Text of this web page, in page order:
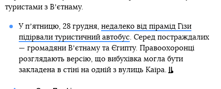
туристами з Вʼєтнаму.
У пʼятницю, 28 грудня, недалеко від пірамід Гізи
підірвали туристичний автобус. Серед постраждалих
— громадяни Вʼєтнаму та Єгипту. Правоохоронці
розглядають версію, що вибухівка могла бути
закладена в стіні на одній з вулиць Каїра.